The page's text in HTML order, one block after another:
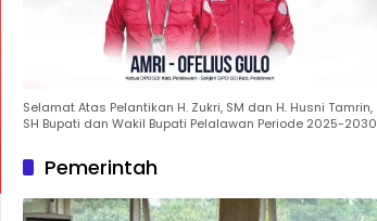
Selamat Atas Pelantikan H. Zukri, SM dan H. Husni Tamrin,
SH Bupati dan Wakil Bupati Pelalawan Periode 2025-2030
Pemerintah